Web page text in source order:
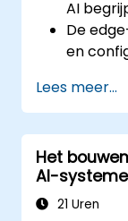
AI
De
en
edge-
edge-
De
Lees meer...
Het
AI-
21 Uren